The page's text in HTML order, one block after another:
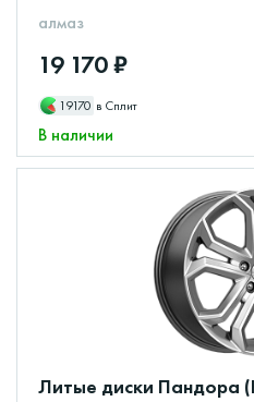
алмаз
19 170 ₽
19170 в Сплит
В наличии
Литые диски Пандора